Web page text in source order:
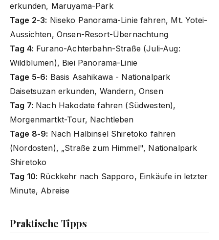
erkunden, Maruyama-Park
Tage 2-3: Niseko Panorama-Linie fahren, Mt. Yotei-
Aussichten, Onsen-Resort-Übernachtung
Tag 4: Furano-Achterbahn-Straße (Juli-Aug:
Wildblumen), Biei Panorama-Linie
Tage 5-6: Basis Asahikawa - Nationalpark
Daisetsuzan erkunden, Wandern, Onsen
Tag 7: Nach Hakodate fahren (Südwesten),
Morgenmartkt-Tour, Nachtleben
Tage 8-9: Nach Halbinsel Shiretoko fahren
(Nordosten), „Straße zum Himmel", Nationalpark
Shiretoko
Tag 10: Rückkehr nach Sapporo, Einkäufe in letzter
Minute, Abreise
Praktische Tipps